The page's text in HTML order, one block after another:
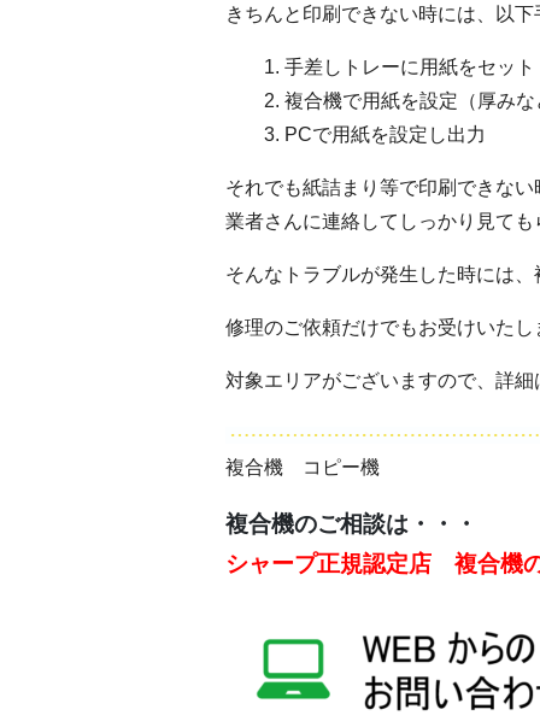
きちんと印刷できない時には、以
1. 手差しトレーに用紙をセット
2. 複合機で用紙を設定（厚みな
3. PCで用紙を設定し出力
それでも紙詰まり等で印刷できな
業者さんに連絡してしっかり見て
そんなトラブルが発生した時には
修理のご依頼だけでもお受けいたし
対象エリアがございますので、詳
複合機 コピー機
複合機のご相談は・・・
シャープ正規認定店　複合機